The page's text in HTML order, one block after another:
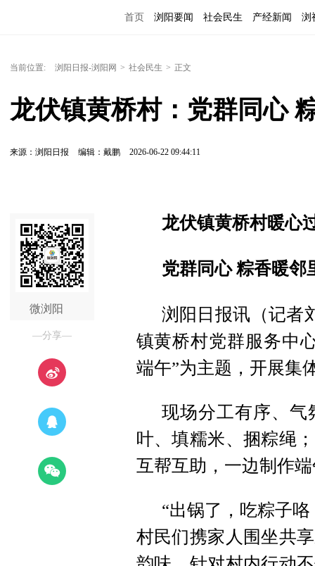
首页 浏阳要闻 社会民生 产经新闻 浏
当前位置: 浏阳日报-浏阳网 > 社会民生 > 正文
龙伏镇黄桥村：党群同心
来源：浏阳日报 编辑：戴鹏 2026-06-22 09:44:11
微浏阳
—分享—
龙伏镇黄桥村暖心
党群同心 粽香暖邻
浏阳日报讯（记者
镇黄桥村党群服务中
端午”为主题，开展集
现场分工有序、气
叶、填糯米、捆粽绳
互帮互助，一边制作
“出锅了，吃粽子
村民们携家人围坐共